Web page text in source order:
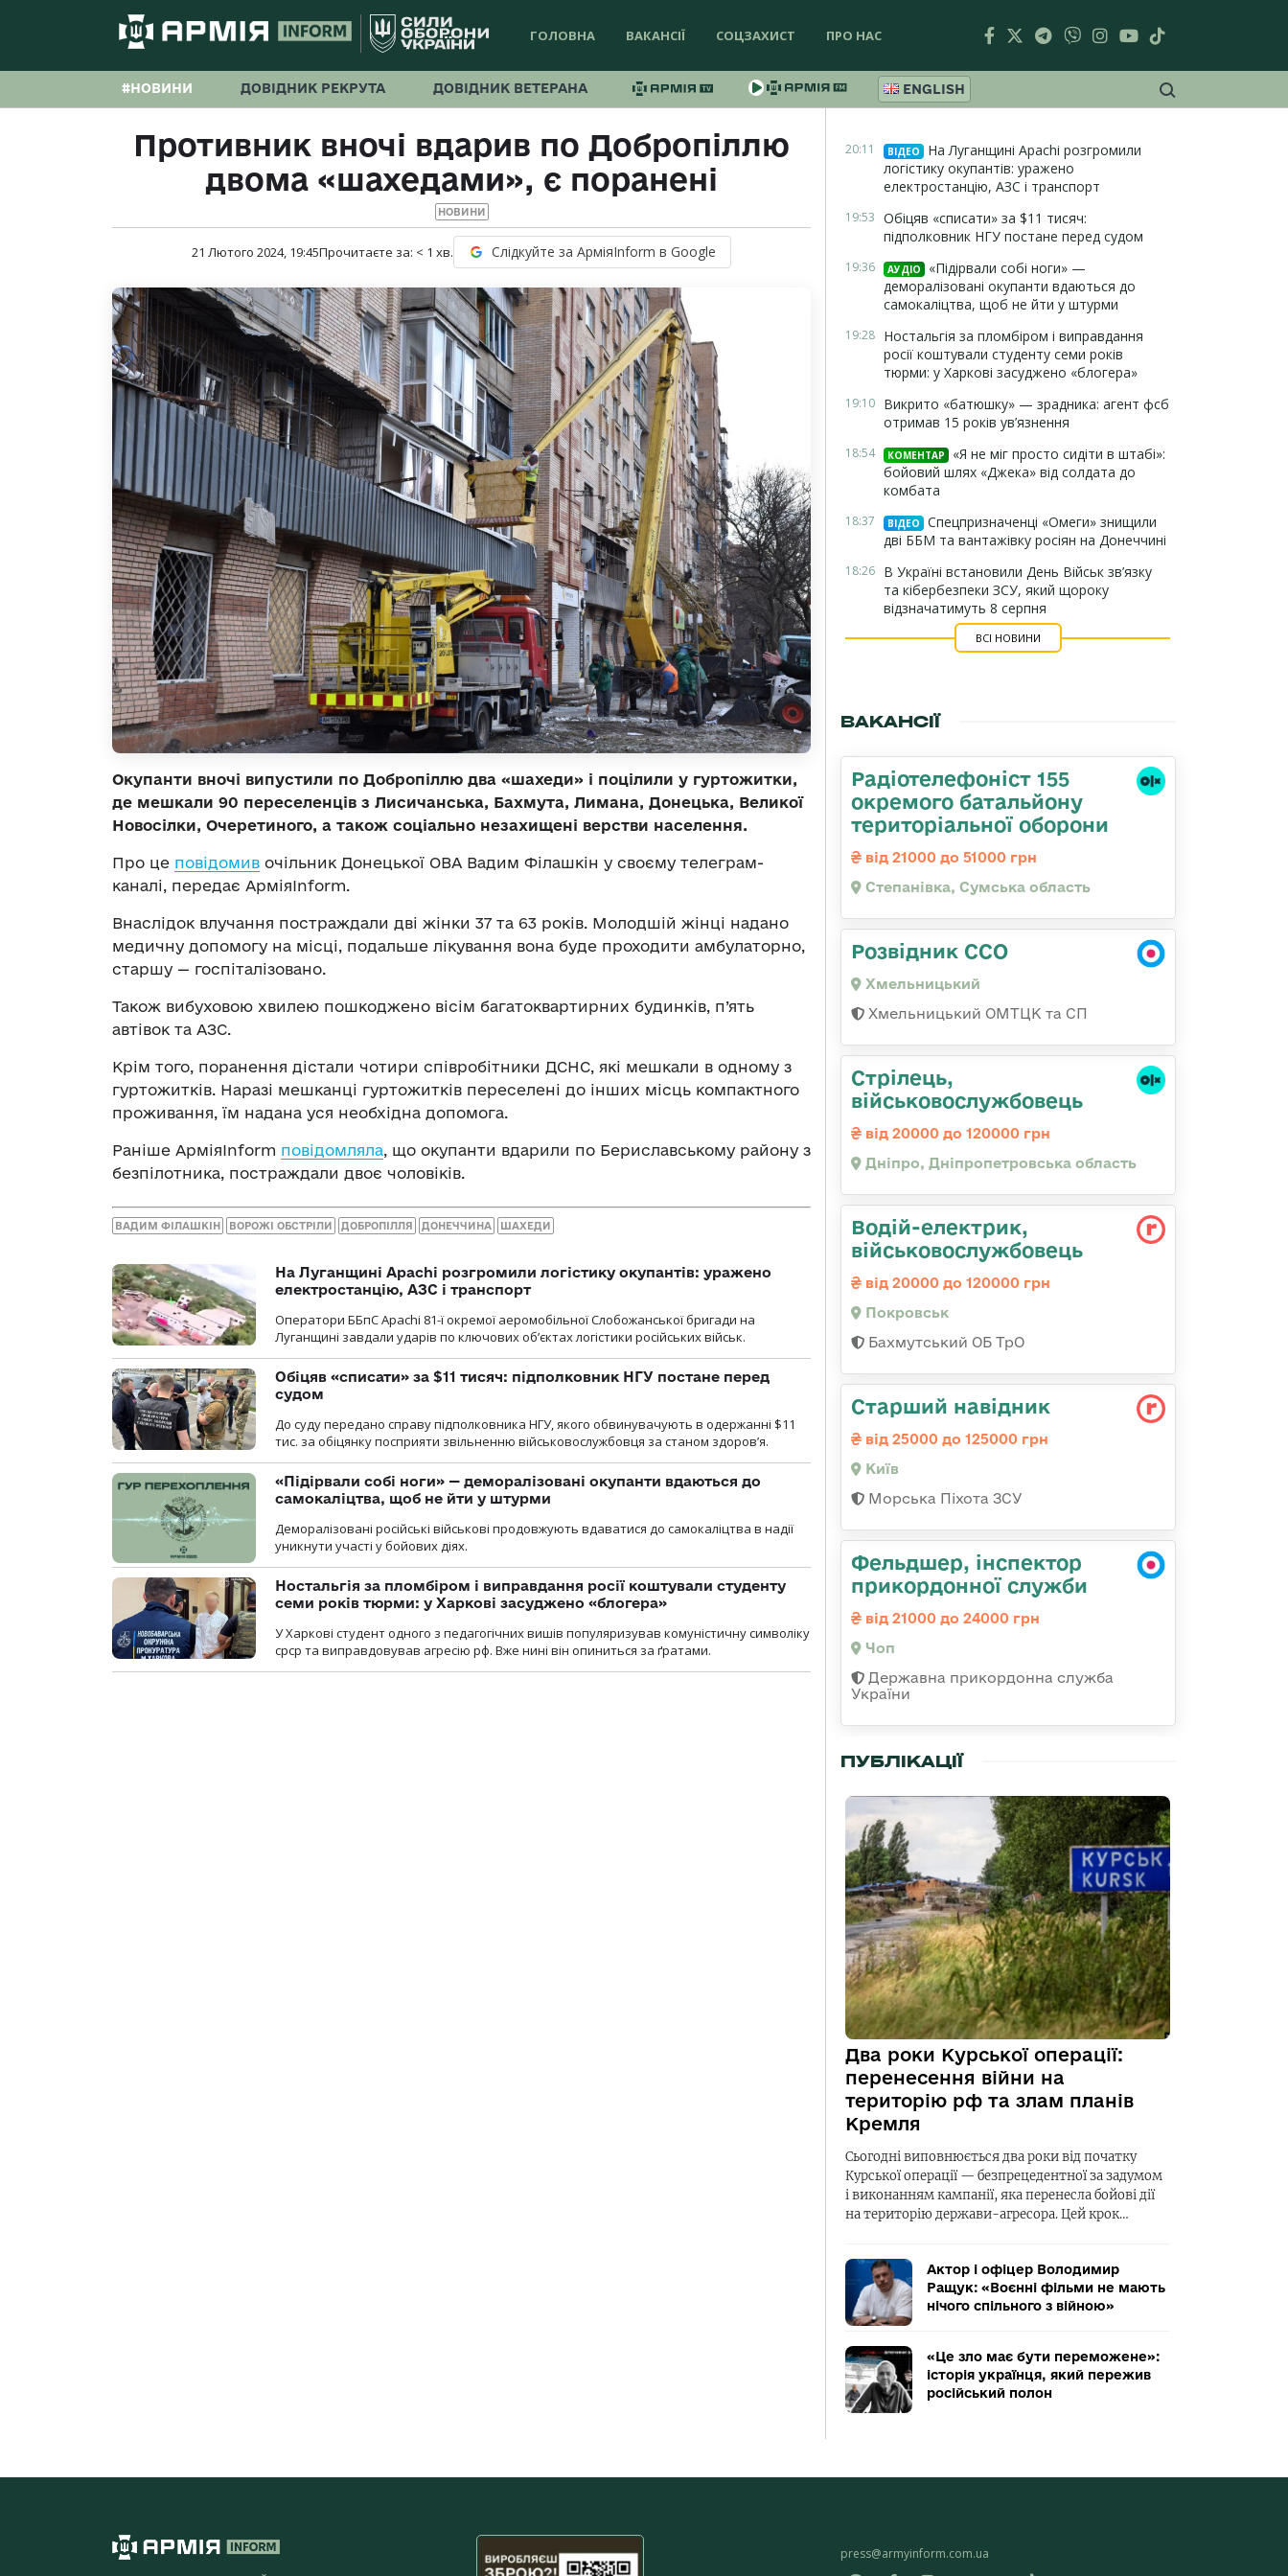
ГОЛОВНА ВАКАНСІЇ СОЦЗАХИСТ ПРО НАС
#НОВИНИ ДОВІДНИК РЕКРУТА ДОВІДНИК ВЕТЕРАНА ENGLISH
Противник вночі вдарив по Добропіллю
двома «шахедами», є поранені
НОВИНИ
21 Лютого 2024, 19:45Прочитаєте за: < 1 хв. Слідкуйте за АрміяInform в Google
Окупанти вночі випустили по Добропіллю два «шахеди» і поцілили у гуртожитки,
де мешкали 90 переселенців з Лисичанська, Бахмута, Лимана, Донецька, Великої
Новосілки, Очеретиного, а також соціально незахищені верстви населення.
Про це повідомив очільник Донецької ОВА Вадим Філашкін у своєму телеграм-
каналі, передає АрміяInform.
Внаслідок влучання постраждали дві жінки 37 та 63 років. Молодшій жінці надано
медичну допомогу на місці, подальше лікування вона буде проходити амбулаторно,
старшу — госпіталізовано.
Також вибуховою хвилею пошкоджено вісім багатоквартирних будинків, п’ять
автівок та АЗС.
Крім того, поранення дістали чотири співробітники ДСНС, які мешкали в одному з
гуртожитків. Наразі мешканці гуртожитків переселені до інших місць компактного
проживання, їм надана уся необхідна допомога.
Раніше АрміяInform повідомляла, що окупанти вдарили по Бериславському району з
безпілотника, постраждали двоє чоловіків.
ВАДИМ ФІЛАШКІН ВОРОЖІ ОБСТРІЛИ ДОБРОПІЛЛЯ ДОНЕЧЧИНА ШАХЕДИ
На Луганщині Apachi розгромили логістику окупантів: уражено
електростанцію, АЗС і транспорт
Оператори ББпС Apachi 81-ї окремої аеромобільної Слобожанської бригади на
Луганщині завдали ударів по ключових об’єктах логістики російських військ.
Обіцяв «списати» за $11 тисяч: підполковник НГУ постане перед
судом
До суду передано справу підполковника НГУ, якого обвинувачують в одержанні $11
тис. за обіцянку посприяти звільненню військовослужбовця за станом здоров’я.
«Підірвали собі ноги» — деморалізовані окупанти вдаються до
самокаліцтва, щоб не йти у штурми
Деморалізовані російські військові продовжують вдаватися до самокаліцтва в надії
уникнути участі у бойових діях.
Ностальгія за пломбіром і виправдання росії коштували студенту
семи років тюрми: у Харкові засуджено «блогера»
У Харкові студент одного з педагогічних вишів популяризував комуністичну символіку
срср та виправдовував агресію рф. Вже нині він опиниться за ґратами.
20:11 ВІДЕО
На Луганщині Apachi розгромили
логістику окупантів: уражено
електростанцію, АЗС і транспорт
19:53 Обіцяв «списати» за $11 тисяч:
підполковник НГУ постане перед судом
19:36 АУДІО
«Підірвали собі ноги» —
деморалізовані окупанти вдаються до
самокаліцтва, щоб не йти у штурми
19:28 Ностальгія за пломбіром і виправдання
росії коштували студенту семи років
тюрми: у Харкові засуджено «блогера»
19:10 Викрито «батюшку» — зрадника: агент фсб
отримав 15 років ув’язнення
18:54 КОМЕНТАР
«Я не міг просто сидіти в штабі»:
бойовий шлях «Джека» від солдата до
комбата
18:37 ВІДЕО
Спецпризначенці «Омеги» знищили
дві ББМ та вантажівку росіян на Донеччині
18:26 В Україні встановили День Військ зв’язку
та кібербезпеки ЗСУ, який щороку
відзначатимуть 8 серпня
ВСІ НОВИНИ
ВАКАНСІЇ
Радіотелефоніст 155
окремого батальйону
територіальної оборони
від 21000 до 51000 грн
Степанівка, Сумська область
Розвідник ССО
Хмельницький
Хмельницький ОМТЦК та СП
Стрілець,
військовослужбовець
від 20000 до 120000 грн
Дніпро, Дніпропетровська область
Водій-електрик,
військовослужбовець
від 20000 до 120000 грн
Покровськ
Бахмутський ОБ ТрО
Стаpший навідник
від 25000 до 125000 грн
Київ
Морська Піхота ЗСУ
Фельдшер, інспектор
прикордонної служби
від 21000 до 24000 грн
Чоп
Державна прикордонна служба
України
ПУБЛІКАЦІЇ
Два роки Курської операції:
перенесення війни на
територію рф та злам планів
Кремля
Сьогодні виповнюється два роки від початку
Курської операції — безпрецедентної за задумом
і виконанням кампанії, яка перенесла бойові дії
на територію держави-агресора. Цей крок…
Актор і офіцер Володимир
Ращук: «Воєнні фільми не мають
нічого спільного з війною»
«Це зло має бути переможене»:
історія українця, який пережив
російський полон
press@armyinform.com.ua